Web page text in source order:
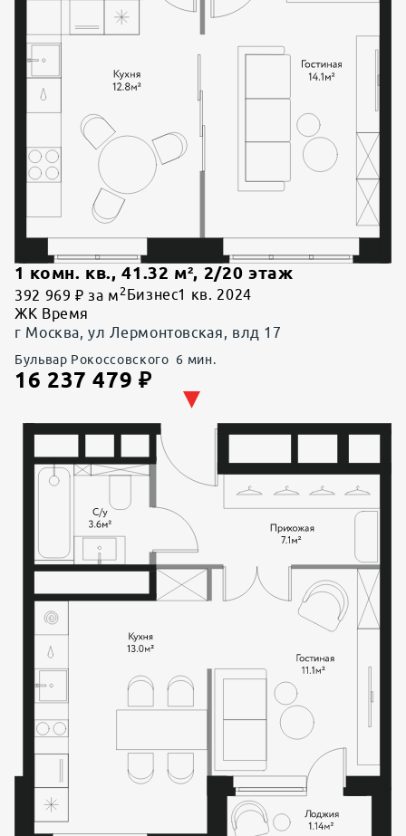
1 комн. кв., 41.32 м², 2/20 этаж
392 969 ₽ за м 2 Бизнес1 кв. 2024
ЖК Время
г Москва, ул Лермонтовская, влд 17
Бульвар Рокоссовского 6 мин.
16 237 479 ₽